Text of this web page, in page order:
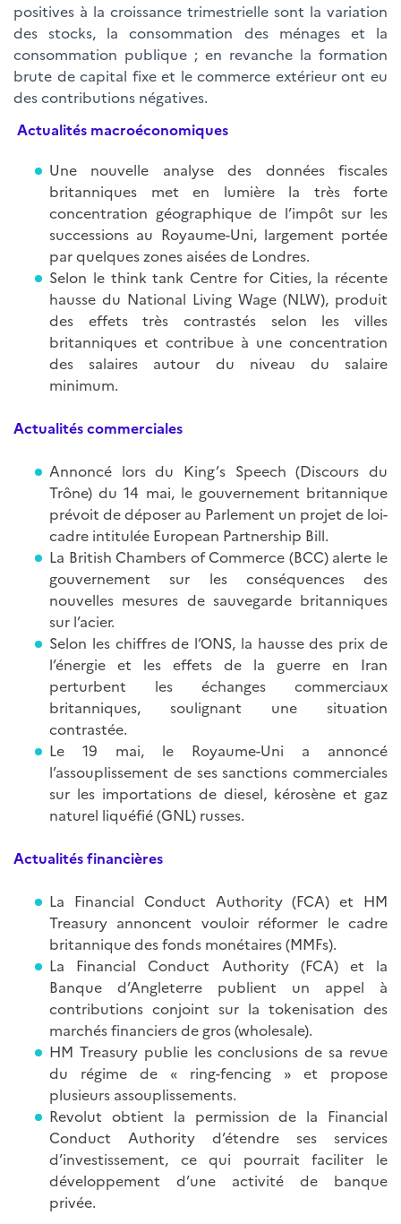
positives à la croissance trimestrielle sont la variation
des stocks, la consommation des ménages et la
consommation publique ; en revanche la formation
brute de capital fixe et le commerce extérieur ont eu
des contributions négatives.
Actualités macroéconomiques
Une nouvelle analyse des données fiscales
britanniques met en lumière la très forte
concentration géographique de l’impôt sur les
successions au Royaume-Uni, largement portée
par quelques zones aisées de Londres.
Selon le think tank Centre for Cities, la récente
hausse du National Living Wage (NLW), produit
des effets très contrastés selon les villes
britanniques et contribue à une concentration
des salaires autour du niveau du salaire
minimum.
Actualités commerciales
Annoncé lors du King’s Speech (Discours du
Trône) du 14 mai, le gouvernement britannique
prévoit de déposer au Parlement un projet de loi-
cadre intitulée European Partnership Bill.
La British Chambers of Commerce (BCC) alerte le
gouvernement sur les conséquences des
nouvelles mesures de sauvegarde britanniques
sur l’acier.
Selon les chiffres de l’ONS, la hausse des prix de
l’énergie et les effets de la guerre en Iran
perturbent les échanges commerciaux
britanniques, soulignant une situation
contrastée.
Le 19 mai, le Royaume-Uni a annoncé
l’assouplissement de ses sanctions commerciales
sur les importations de diesel, kérosène et gaz
naturel liquéfié (GNL) russes.
Actualités financières
La Financial Conduct Authority (FCA) et HM
Treasury annoncent vouloir réformer le cadre
britannique des fonds monétaires (MMFs).
La Financial Conduct Authority (FCA) et la
Banque d’Angleterre publient un appel à
contributions conjoint sur la tokenisation des
marchés financiers de gros (wholesale).
HM Treasury publie les conclusions de sa revue
du régime de « ring-fencing » et propose
plusieurs assouplissements.
Revolut obtient la permission de la Financial
Conduct Authority d’étendre ses services
d’investissement, ce qui pourrait faciliter le
développement d’une activité de banque
privée.